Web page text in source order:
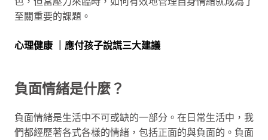
至關重要的課題。
心理健康 ｜應付孩子說謊三大建議
負面情緒是什麼？
負面情緒是生活中不可或缺的一部分。在日常生活中，我
們都經歷著各式各樣的情緒，包括正面的與負面的。負面